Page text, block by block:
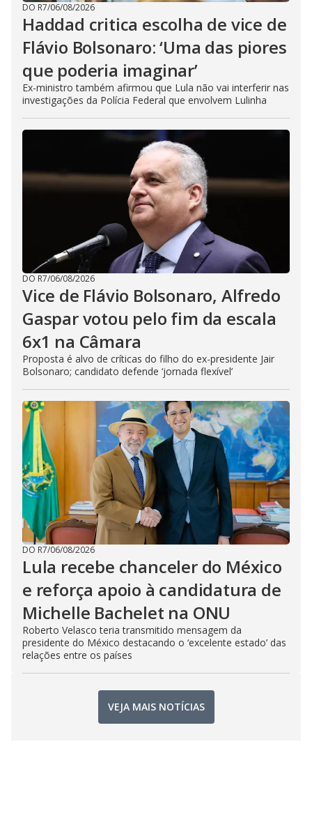
DO R7/06/08/2026
Haddad critica escolha de vice de
Flávio Bolsonaro: ‘Uma das piores
que poderia imaginar’
Ex-ministro também afirmou que Lula não vai interferir nas
investigações da Polícia Federal que envolvem Lulinha
DO R7/06/08/2026
Vice de Flávio Bolsonaro, Alfredo
Gaspar votou pelo fim da escala
6x1 na Câmara
Proposta é alvo de críticas do filho do ex-presidente Jair
Bolsonaro; candidato defende ‘jornada flexível’
DO R7/06/08/2026
Lula recebe chanceler do México
e reforça apoio à candidatura de
Michelle Bachelet na ONU
Roberto Velasco teria transmitido mensagem da
presidente do México destacando o ‘excelente estado’ das
relações entre os países
VEJA MAIS NOTÍCIAS